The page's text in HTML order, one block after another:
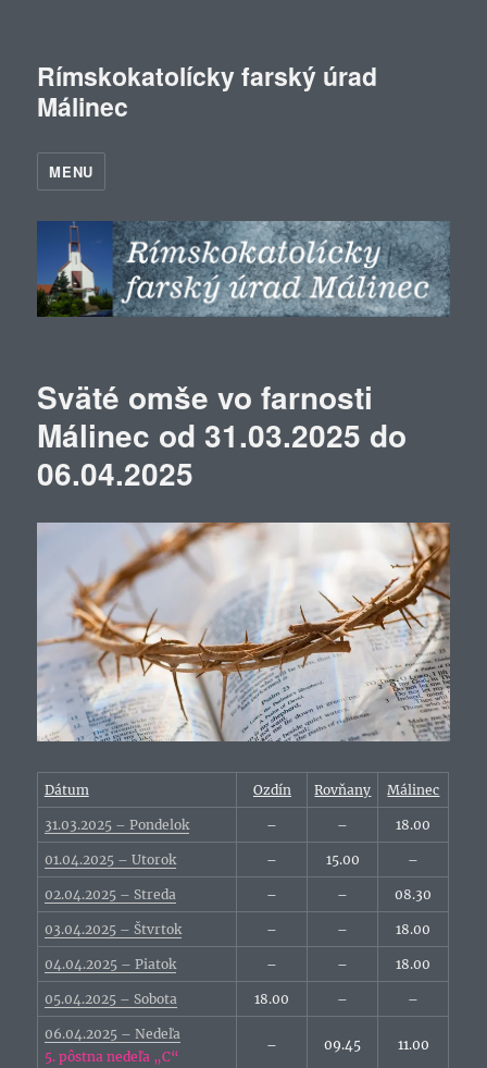
Rímskokatolícky farský úrad
Málinec
MENU
Sväté omše vo farnosti
Málinec od 31.03.2025 do
06.04.2025
Dátum Ozdín Rovňany Málinec
31.03.2025 – Pondelok – – 18.00
01.04.2025 – Utorok – 15.00 –
02.04.2025 – Streda – – 08.30
03.04.2025 – Štvrtok – – 18.00
04.04.2025 – Piatok – – 18.00
05.04.2025 – Sobota 18.00 – –
06.04.2025 – Nedeľa
5. pôstna nedeľa „C“
– 09.45 11.00